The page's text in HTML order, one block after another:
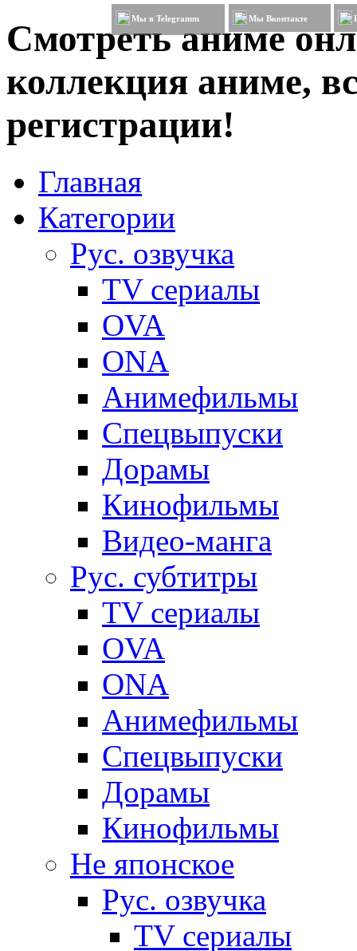
Смотреть аниме
коллекция аниме,
регистрации!
Мы в Telegramm Мы Вконтакте
Главная
Категории
Рус. озвучка
TV сериалы
OVA
ONA
Анимефильмы
Спецвыпуски
Дорамы
Кинофильмы
Видео-манга
Рус. субтитры
TV сериалы
OVA
ONA
Анимефильмы
Спецвыпуски
Дорамы
Кинофильмы
Не японское
Рус. озвучка
TV сериалы